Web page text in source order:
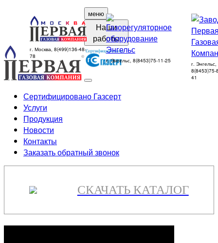
меню
Наши
работы
г. Москва, 8(499)136-48-
78
г. Энгельс, 8(8453)75-11-25
г. Энгельс,
8(8453)75-
41
Сертифицировано Газсерт
Услуги
Продукция
Новости
Контакты
Заказать обратный звонок
СКАЧАТЬ КАТАЛОГ